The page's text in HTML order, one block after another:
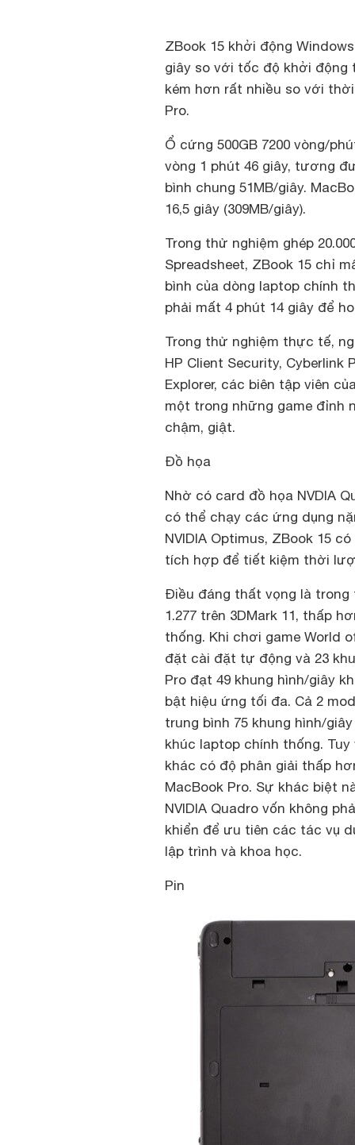
ZBook 15 khởi động
giây so với tốc độ khởi động
kém hơn rất nhiều so với
Pro.
Ổ cứng 500GB 7200 vòng/
vòng 1 phút 46 giây, tương
bình chung 51MB/giây.
16,5 giây (309MB/giây).
Trong thử nghiệm ghép
Spreadsheet, ZBook 15 chỉ
bình của dòng laptop chính
phải mất 4 phút 14 giây để
Trong thử nghiệm thực tế,
HP Client Security, Cyberlink
Explorer, các biên tập viên
một trong những game đỉnh
chậm, giật.
Đồ họa
Nhờ có card đồ họa NVDIA
có thể chạy các ứng dụng
NVIDIA Optimus, ZBook 15
tích hợp để tiết kiệm thời
Điều đáng thất vọng là trong
1.277 trên 3DMark 11, thấp
thống. Khi chơi game World
đặt cài đặt tự động và 23
Pro đạt 49 khung hình/giây
bật hiệu ứng tối đa. Cả 2
trung bình 75 khung hình/
khúc laptop chính thống.
khác có độ phân giải thấp
MacBook Pro. Sự khác biệt
NVIDIA Quadro vốn không
khiển để ưu tiên các tác vụ
lập trình và khoa học.
Pin